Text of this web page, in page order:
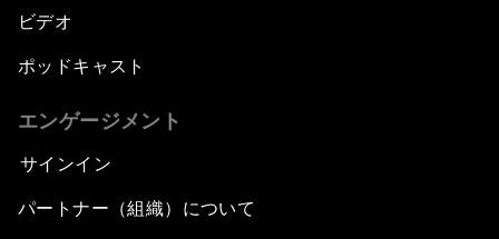
ビデオ
ポッドキャスト
エンゲージメント
サインイン
パートナー（組織）について